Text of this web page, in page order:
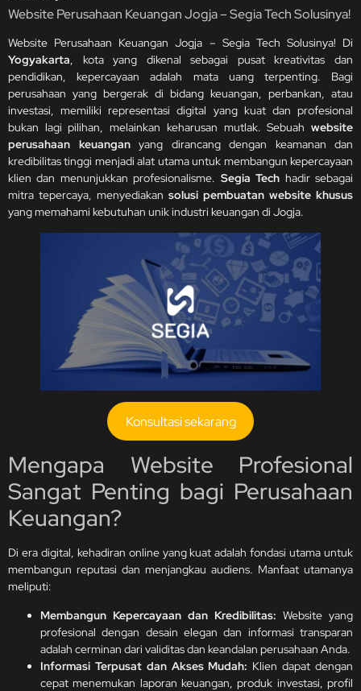
Website Perusahaan Keuangan Jogja – Segia Tech Solusinya!
Website Perusahaan Keuangan Jogja – Segia Tech Solusinya! Di
Yogyakarta, kota yang dikenal sebagai pusat kreativitas dan
pendidikan, kepercayaan adalah mata uang terpenting. Bagi
perusahaan yang bergerak di bidang keuangan, perbankan, atau
investasi, memiliki representasi digital yang kuat dan profesional
bukan lagi pilihan, melainkan keharusan mutlak. Sebuah website
perusahaan keuanganyang dirancang dengan keamanan dan
kredibilitas tinggi menjadi alat utama untuk membangun kepercayaan
klien dan menunjukkan profesionalisme. Segia Tech hadir sebagai
mitra tepercaya, menyediakan solusi pembuatan website khusus
yang memahami kebutuhan unik industri keuangan di Jogja.
Konsultasi sekarang
Mengapa Website Profesional
Sangat Penting bagi Perusahaan
Keuangan?
Di era digital, kehadiran online yang kuat adalah fondasi utama untuk
membangun reputasi dan menjangkau audiens. Manfaat utamanya
meliputi:
Membangun Kepercayaan dan Kredibilitas: Website yang
profesional dengan desain elegan dan informasi transparan
adalah cerminan dari validitas dan keandalan perusahaan Anda.
Informasi Terpusat dan Akses Mudah: Klien dapat dengan
cepat menemukan laporan keuangan, produk investasi, profil